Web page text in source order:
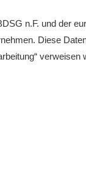
n.F. und der
Diese
verweisen